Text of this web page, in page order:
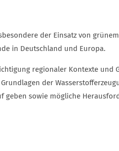
der Einsatz von
in Deutschland und Europa.
regionaler Kontexte und
der
sowie mögliche